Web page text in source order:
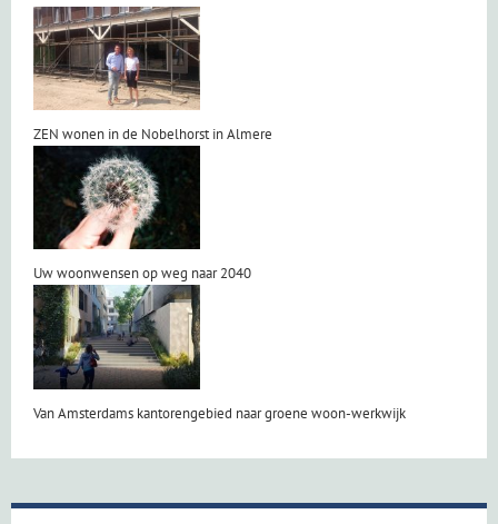
ZEN wonen in de Nobelhorst in Almere
Uw woonwensen op weg naar 2040
Van Amsterdams kantorengebied naar groene woon-werkwijk